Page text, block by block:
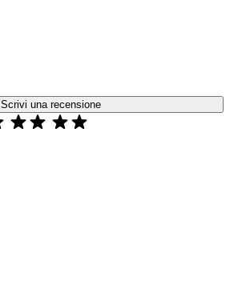
Scrivi una recensione